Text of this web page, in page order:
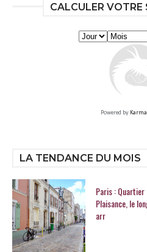
CALCULER VOTRE
Powered by
LA TENDANCE DU MOIS
Paris :
Plaisance, le
arr